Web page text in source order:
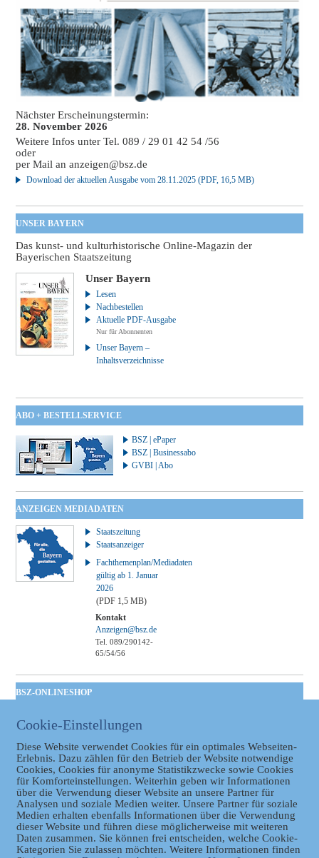
Nächster Erscheinungstermin:
28. November 2026
Weitere Infos unter Tel. 089 / 29 01 42 54 /56
oder
per Mail ananzeigen@bsz.de
Download der aktuellen Ausgabe vom 28.11.2025 (PDF, 16,5 MB)
UNSER BAYERN
Das kunst- und kulturhistorische Online-Magazin der
Bayerischen Staatszeitung
Unser Bayern
Lesen
Nachbestellen
Aktuelle PDF-Ausgabe
Nur für Abonnenten
Unser Bayern –
Inhaltsverzeichnisse
ABO + BESTELLSERVICE
BSZ | ePaper
BSZ | Businessabo
GVBI | Abo
ANZEIGEN MEDIADATEN
Staatszeitung
Staatsanzeiger
Fachthemenplan/Mediadaten
gültig ab 1. Januar
2026
(PDF 1,5 MB)
Kontakt
Anzeigen@bsz.de
Tel. 089/290142-
65/54/56
BSZ-ONLINESHOP
Taschenbuch
GVBl | Einbanddecke
Datenschutz
Cookie-Einstellungen
Diese Website verwendet Cookies für ein optimales Webseiten-
Erlebnis. Dazu zählen für den Betrieb der Website notwendige
Cookies, Cookies für anonyme Statistikzwecke sowie Cookies
für Komforteinstellungen. Weiterhin geben wir Informationen
über die Verwendung dieser Website an unsere Partner für
Analysen und soziale Medien weiter. Unsere Partner für soziale
Medien erhalten ebenfalls Informationen über die Verwendung
dieser Website und führen diese möglicherweise mit weiteren
Daten zusammen. Sie können frei entscheiden, welche Cookie-
Kategorien Sie zulassen möchten. Weitere Informationen finden